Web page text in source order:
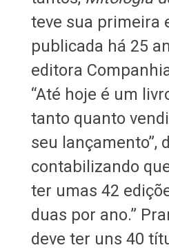
teve sua primeira
publicada há 25
editora
“Até hoje é um
tanto quanto
seu lançamento”,
contabilizando
ter umas 42
duas por ano.”
deve ter uns 40